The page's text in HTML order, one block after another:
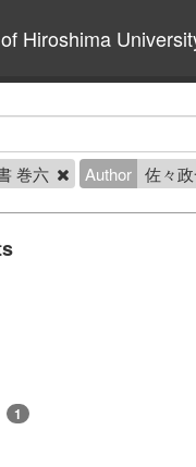
Hiroshima
巻六 Author 佐々
1